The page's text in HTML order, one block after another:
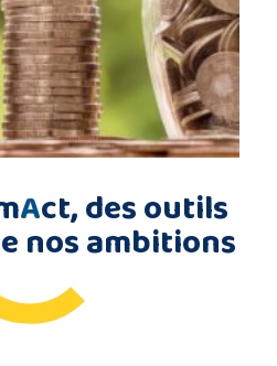
Act, des outils
nos ambitions